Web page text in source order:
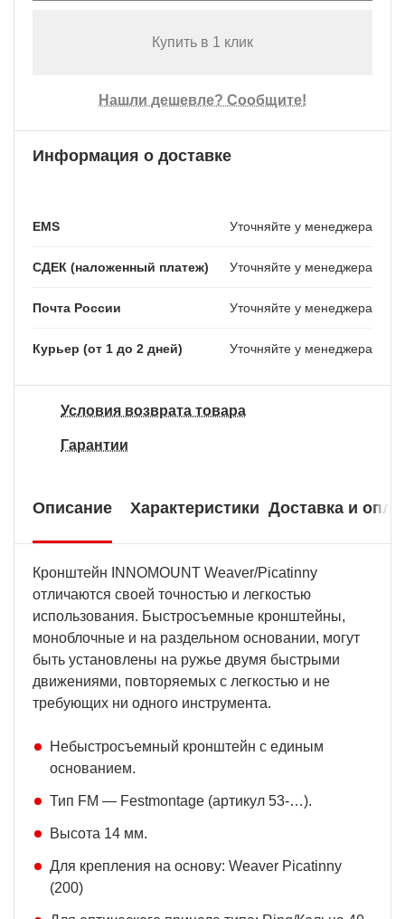
Купить в 1 клик
Нашли дешевле? Сообщите!
Информация о доставке
EMS Уточняйте у менеджера
СДЕК (наложенный платеж) Уточняйте у менеджера
Почта России Уточняйте у менеджера
Курьер (от 1 до 2 дней) Уточняйте у менеджера
Условия возврата товара
Гарантии
Описание Характеристики Доставка и
Кронштейн INNOMOUNT Weaver/Picatinny
отличаются своей точностью и легкостью
использования. Быстросъемные кронштейны,
моноблочные и на раздельном основании, могут
быть установлены на ружье двумя быстрыми
движениями, повторяемых с легкостью и не
требующих ни одного инструмента.
Небыстросъемный кронштейн с единым
основанием.
Тип FM — Festmontage (артикул 53-…).
Высота 14 мм.
Для крепления на основу: Weaver Picatinny
(200)